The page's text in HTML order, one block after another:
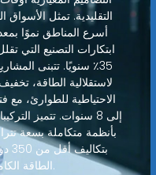
التقليدية. تمثل
ابتكارات التصنيع التي
35٪ سنويًا. تتبنى
لاستقلالية الطاقة،
إلى 8 سنوات. تتميز
الطاقة الكاملة للمشاريع الصناعية.